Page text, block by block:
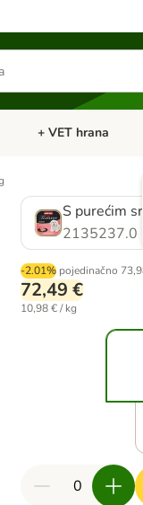
životinje
Pregled kategorija:
+ VET hrana
S purećim
2135237.0
-2.01% pojedinačno
72,49 €
10,98 € / kg